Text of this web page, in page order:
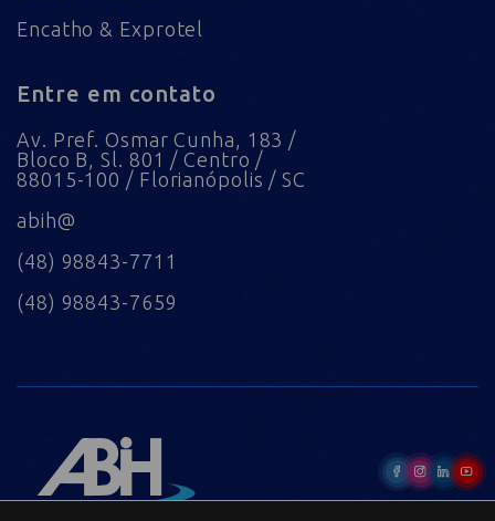
Encatho & Exprotel
Entre em contato
Av. Pref. Osmar Cunha, 183 /
Bloco B, Sl. 801 / Centro /
88015-100 / Florianópolis / SC
abih@
(48) 98843-7711
(48) 98843-7659